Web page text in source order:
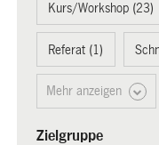
Kurs/Workshop (23)
Referat (1)
Mehr anzeigen
Zielgruppe